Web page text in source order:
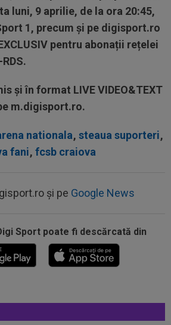
luni, 9 aprilie, de la ora 20:45,
1, precum și pe digisport.ro
pentru abonații rețelei
și în format LIVE VIDEO&TEXT
m.digisport.ro.
nationala, steaua suporteri,
fani, fcsb craiova
și pe Google News
Sport poate fi descărcată din
Real Madrid 1-2, la Budapesta.
în al...
Dinamo - FC Voluntari 1-